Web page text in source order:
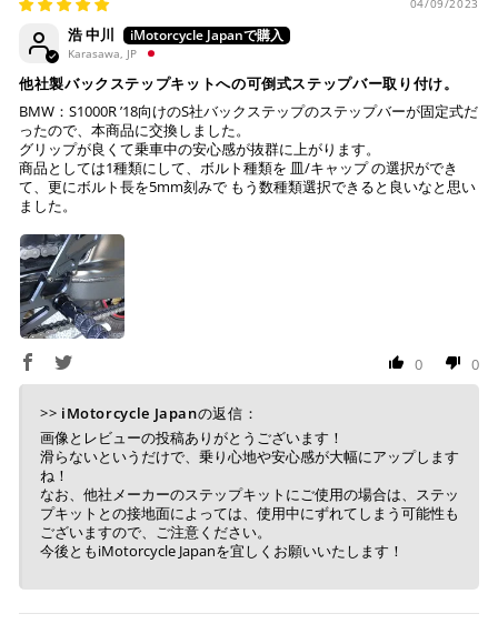
※ 手数料、利息はご利用のカード会社の定めによります
ので、事前にご確認ください。
楽天ペイ
いが可能です。
楽天ポイントが貯まる・使える！「簡単」「あんしん」
「お得」な楽天ペイをご利用ください。
※ 楽天ポイントが貯まるのは楽天カード・楽天ポイン
Visa、Mastercard、JCBのみです。
キャッシュレス決済
早まる場合もございます。
・運送状況や繁忙期の影響により遅れが生じる場合もござい
ます。
配送送料について
１回のご注文で商品代金合計が¥11,000(税込）以上の場合
は、送料が無料となります。
※通常送料は¥770(税込)です。
配送会社について
ヤマト運輸になります。 配送会社の指定はできかねます。
04/09/2023
浩 中川
Karasawa, JP
他社製バックステップキットへの可倒式ステップバー取り付け。
BMW：S1000R ’18向けのS社バックステップのステップバーが固定式だ
ったので、本商品に交換しました。
グリップが良くて乗車中の安心感が抜群に上がります。
商品としては1種類にして、ボルト種類を 皿/キャップ の選択ができ
て、更にボルト長を5mm刻みで もう数種類選択できると良いなと思い
ました。
0 0
>> iMotorcycle Japanの返信：
画像とレビューの投稿ありがとうございます！
滑らないというだけで、乗り心地や安心感が大幅にアップします
ね！
なお、他社メーカーのステップキットにご使用の場合は、ステッ
プキットとの接地面によっては、使用中にずれてしまう可能性も
ございますので、ご注意ください。
今後ともiMotorcycle Japanを宜しくお願いいたします！